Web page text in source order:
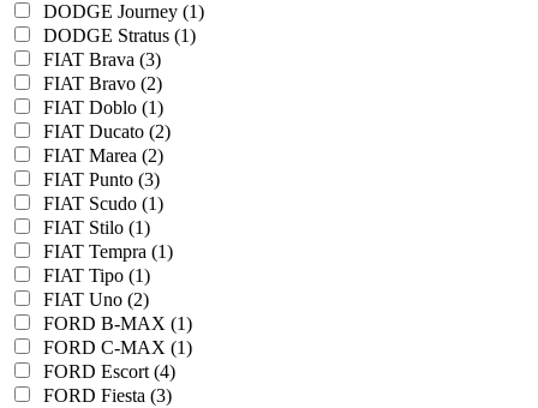
DODGE Journey (1)
DODGE Stratus (1)
FIAT Brava (3)
FIAT Bravo (2)
FIAT Doblo (1)
FIAT Ducato (2)
FIAT Marea (2)
FIAT Punto (3)
FIAT Scudo (1)
FIAT Stilo (1)
FIAT Tempra (1)
FIAT Tipo (1)
FIAT Uno (2)
FORD B-MAX (1)
FORD C-MAX (1)
FORD Escort (4)
FORD Fiesta (3)